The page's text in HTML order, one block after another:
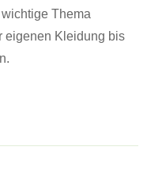
Thema
eigenen Kleidung bis